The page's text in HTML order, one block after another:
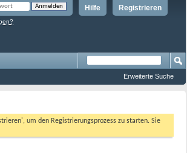
Registrieren
Hilfe
Erweiterte Suche
um den Registrierungsprozess zu starten. Sie